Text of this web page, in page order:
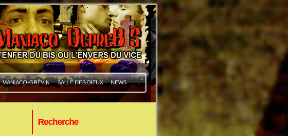
MANIACO-GRÉVIN SALLE DES DIEUX NEWS
Recherche